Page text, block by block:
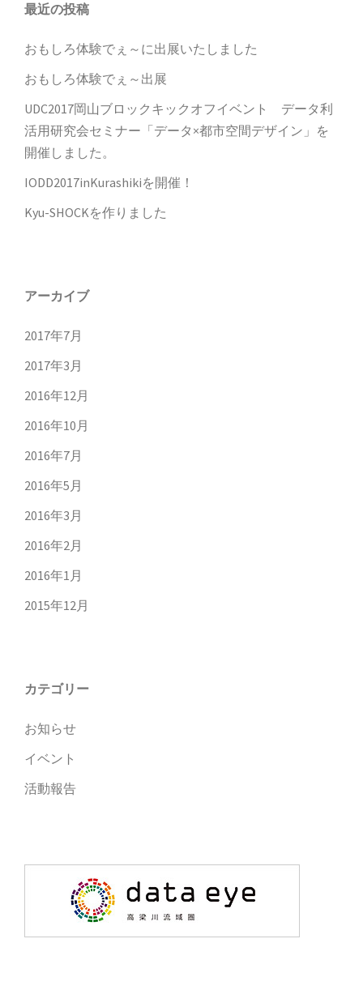
ゲ
ー
シ
ョ
ン
最近の投稿
おもしろ体験でぇ～に出展いたしました
おもしろ体験でぇ～出展
UDC2017岡山ブロックキックオフイベント データ利
活用研究会セミナー「データ×都市空間デザイン」を
開催しました。
IODD2017inKurashikiを開催！
Kyu-SHOCKを作りました
アーカイブ
2017年7月
2017年3月
2016年12月
2016年10月
2016年7月
2016年5月
2016年3月
2016年2月
2016年1月
2015年12月
カテゴリー
お知らせ
イベント
活動報告